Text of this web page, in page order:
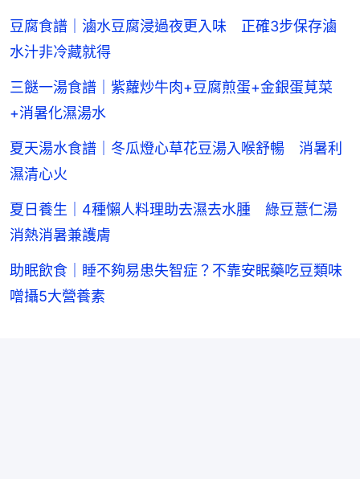
豆腐食譜｜滷水豆腐浸過夜更入味 正確3步保存滷
水汁非冷藏就得
三餸一湯食譜｜紫蘿炒牛肉+豆腐煎蛋+金銀蛋莧菜
+消暑化濕湯水
夏天湯水食譜｜冬瓜燈心草花豆湯入喉舒暢 消暑利
濕清心火
夏日養生｜4種懶人料理助去濕去水腫 綠豆薏仁湯
消熱消暑兼護膚
助眠飲食｜睡不夠易患失智症？不靠安眠藥吃豆類味
噌攝5大營養素